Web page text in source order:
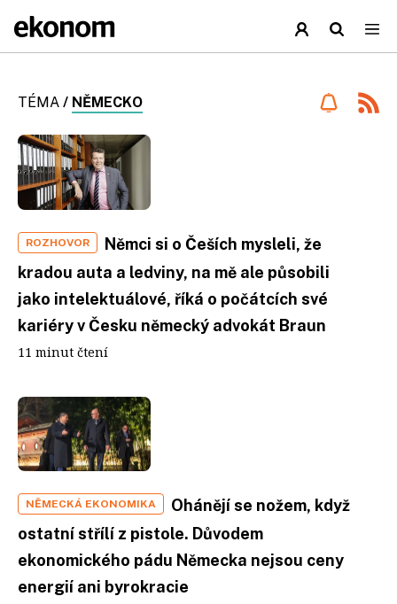
TÉMA / NĚMECKO
ROZHOVOR
Němci si o Češích mysleli, že
kradou auta a ledviny, na mě ale působili
jako intelektuálové, říká o počátcích své
kariéry v Česku německý advokát Braun
11 minut čtení
NĚMECKÁ EKONOMIKA
Ohánějí se nožem, když
ostatní střílí z pistole. Důvodem
ekonomického pádu Německa nejsou ceny
energií ani byrokracie